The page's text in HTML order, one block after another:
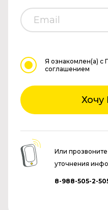
Я ознакомлен(а) с
соглашением
Хочу
Или
уточнения
8-988-505-2-